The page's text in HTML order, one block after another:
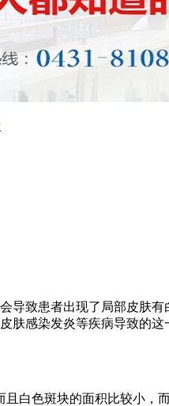
导致患者出现了局部皮肤
肤感染发炎等疾病导致的
白色斑块的面积比较小，